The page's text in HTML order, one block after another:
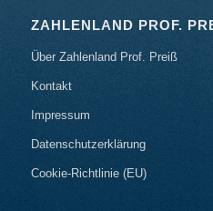
ZAHLENLAND PROF.
Über Zahlenland Prof. Preiß
Kontakt
Impressum
Datenschutzerklärung
Cookie-Richtlinie (EU)